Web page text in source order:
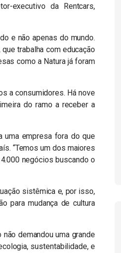
executivo da Rentcars,
e não apenas do mundo.
trabalha com educação
como a Natura já foram
a consumidores. Há nove
do ramo a receber a
uma empresa fora do que
“Temos um dos maiores
negócios buscando o
sistêmica e, por isso,
para mudança de cultura
demandou uma grande
sustentabilidade, e